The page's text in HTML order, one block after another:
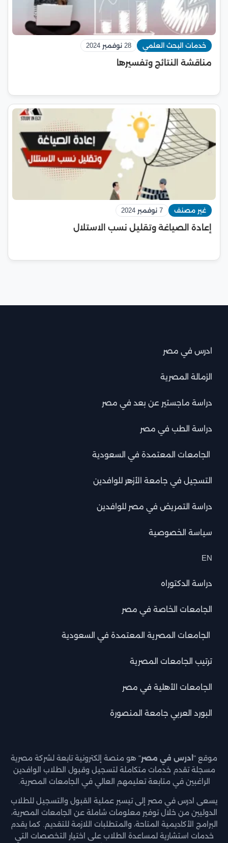
خدمات البحث العلمي 28 نوفمبر 2024
مناقشة النتائج وتفسيرها
غير مصنف 7 نوفمبر 2024
إعادة الصياغة وتقليل نسب الاستلال
ادرس في مصر
الزمالة المصرية
دراسة ماجستير عن بعد في مصر
دراسة الطب في مصر
الجامعات المعتمدة في السعودية
التسجيل في جامعة الأزهر للوافدين
دراسة التمريض في مصر للوافدين
سياسة الخصوصية
EN
دراسة الدكتوراه
الجامعات الخاصة في مصر
الجامعات المصرية المعتمدة في السعودية
ترتيب الجامعات المصرية
الجامعات الأهلية في مصر
البورد العربي جامعة المنصورة
موقع " ادرس في مصر" هو منصة إلكترونية تابعة لشركة مصرية
مسجلة تقدم خدمات متكاملة لتسجيل وقبول الطلاب الوافدين
الراغبين في متابعة تعليمهم العالي في الجامعات المصرية.
يسعى ادرس في مصر إلى تيسير عملية القبول والتسجيل للطلاب
الدوليين من خلال توفير معلومات شاملة عن الجامعات المصرية،
البرامج الأكاديمية المتاحة، والمتطلبات اللازمة للتقديم. كما يقدم
خدمات استشارية لمساعدة الطلاب على اختيار التخصصات التي